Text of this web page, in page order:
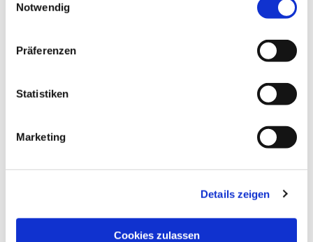
Notwendig
Präferenzen
Statistiken
Marketing
Details zeigen
Cookies zulassen